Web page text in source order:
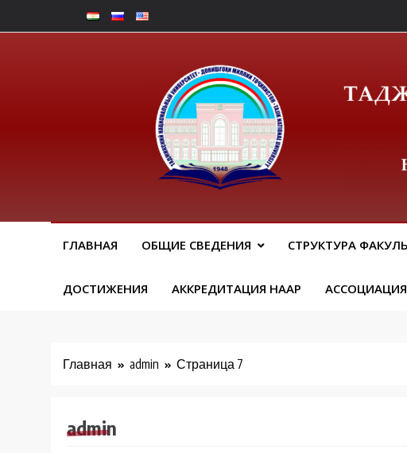
к
ГЛАВНАЯ ОБЩИЕ СВЕДЕНИЯ СТРУКТУРА
ДОСТИЖЕНИЯ АККРЕДИТАЦИЯ НААР
Главная admin Страница 7
admin